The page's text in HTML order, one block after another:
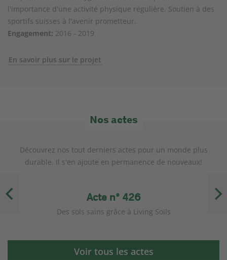
l'importance d'une activité physique régulière. Soutien à des
sportifs suisses à l'avenir prometteur.
Engagement: 2016 - 2019
En savoir plus sur le projet
Nos actes
Découvrez nos tout derniers actes pour un monde plus
durable. Il s'en ajoute en permanence de nouveaux!
Acte n° 426
Des sols sains grâce à Living Soils
Voir tous les actes